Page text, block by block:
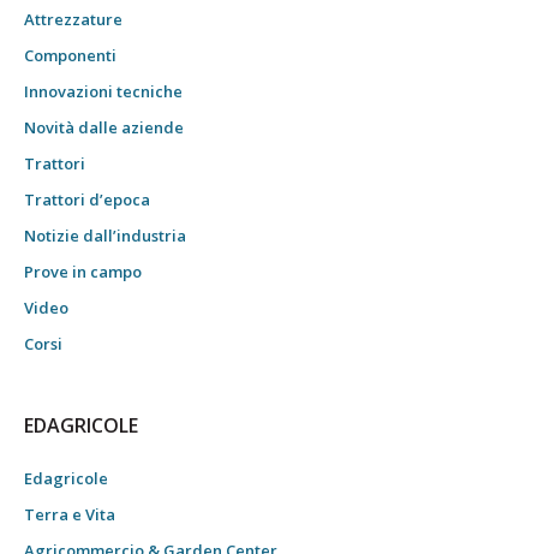
Attrezzature
Componenti
Innovazioni tecniche
Novità dalle aziende
Trattori
Trattori d’epoca
Notizie dall’industria
Prove in campo
Video
Corsi
EDAGRICOLE
Edagricole
Terra e Vita